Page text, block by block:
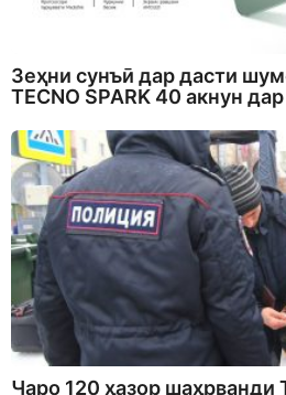
Зеҳни сунъӣ дар дасти
TECNO SPARK 40 акнун
Чаро 120 ҳазор шаҳрванди